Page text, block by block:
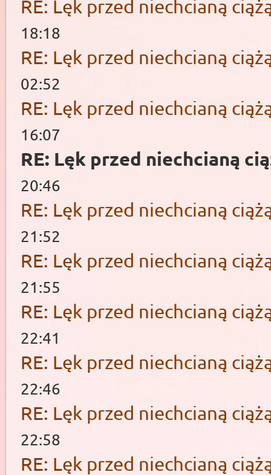
RE: Lęk przed niechcianą
18:18
RE: Lęk przed niechcianą
02:52
RE: Lęk przed niechcianą
16:07
RE: Lęk przed niechcianą
20:46
RE: Lęk przed niechcianą
21:52
RE: Lęk przed niechcianą
21:55
RE: Lęk przed niechcianą
22:41
RE: Lęk przed niechcianą
22:46
RE: Lęk przed niechcianą
22:58
RE: Lęk przed niechcianą